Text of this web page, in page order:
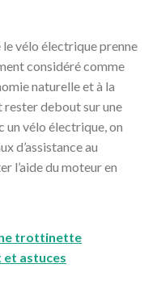
vélo électrique prenne
considéré comme
naturelle et à la
rester debout sur une
vélo électrique, on
d’assistance au
l’aide du moteur en
trottinette
et astuces